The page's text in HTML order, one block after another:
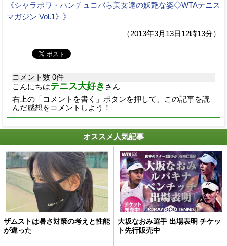
《シャラポワ・ハンチュコバら美女達の妖艶な姿◇WTAテニス
マガジン Vol.1》》
（2013年3月13日12時13分）
コメント数 0件
こんにちはテニス大好き さん
右上の「コメントを書く」ボタンを押して、この記事を読
んだ感想をコメントしよう！
オススメ人気記事
ザムストは暑さ対策の考えと性能
が違った
大坂なおみ選手 出場表明 チケッ
ト先行販売中